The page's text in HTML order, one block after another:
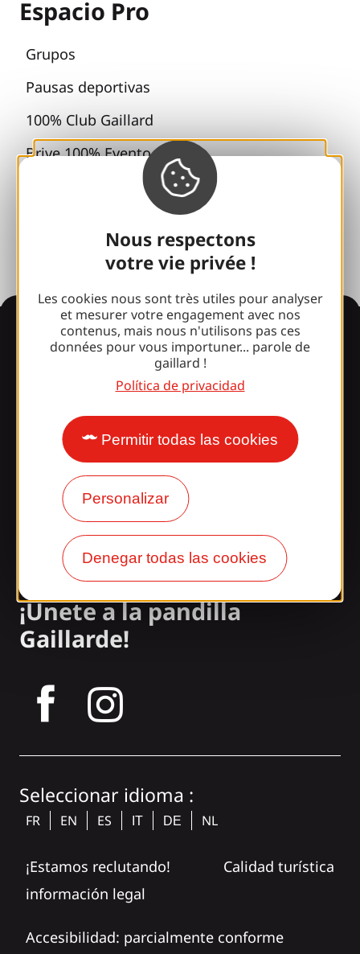
Nous respectons
votre vie privée !
Les cookies nous sont très utiles pour analyser
et mesurer votre engagement avec nos
contenus, mais nous n'utilisons pas ces
données pour vous importuner... parole de
gaillard !
Política de privacidad
Permitir todas las cookies
Personalizar
Denegar todas las cookies
Espacio Pro
Grupos
Pausas deportivas
100% Club Gaillard
Brive 100% Evento
Información
¿Le sorprende nuestro
diseño?
Nuestros horarios
Acceso y transporte
Nuestros folletos
Nuestro blog
¡Únete a la pandilla
Gaillarde!
Seleccionar idioma :
FR EN ES IT DE NL
¡Estamos reclutando!
Calidad turística
información legal
Accesibilidad: parcialmente conforme